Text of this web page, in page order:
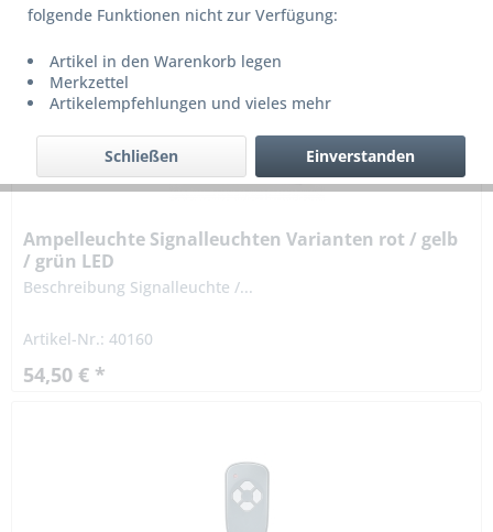
Ampelleuchte Signalleuchten Varianten rot / gelb
/ grün LED
Beschreibung Signalleuchte /...
Artikel-Nr.: 40160
54,50 € *
folgende Funktionen nicht zur Verfügung:
Artikel in den Warenkorb legen
Merkzettel
Artikelempfehlungen und vieles mehr
Einverstanden
Schließen